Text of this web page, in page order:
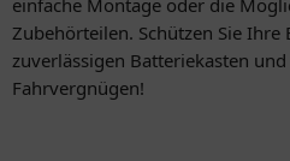
einfache Montage oder die
Zubehörteilen. Schützen Sie
zuverlässigen Batteriekasten
Fahrvergnügen!